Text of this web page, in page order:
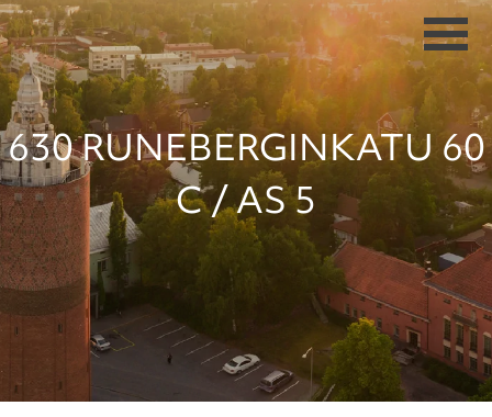
630 RUNEBERGINKATU 60
C / AS 5